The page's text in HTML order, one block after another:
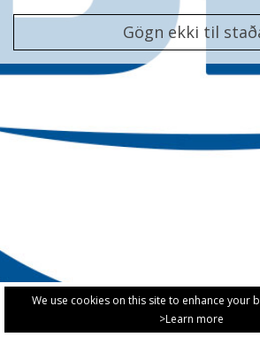
We use cookies on this site to enhance your
>Learn more
Gögn ekki til